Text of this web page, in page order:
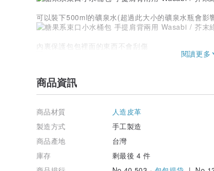
可以裝下500ml的礦泉水(超過此大小的礦泉水瓶會影
內裏保護包包裡面的東西不會刮傷
小水桶包 X1
可調式背帶(不可拆) X1
顏色：Wasabi / 芥末綠
材質：PVC合成皮
尺寸
寬(袋口)：17 cm
商品資訊
商品材質
人造皮革
製造方式
手工製造
商品產地
台灣
庫存
剩最後 4 件